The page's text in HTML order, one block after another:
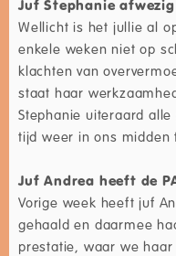
Juf Stephanie afwezig
Wellicht is het jullie al
enkele weken niet op
klachten van
staat haar
Stephanie uiteraard
tijd weer in ons midden
Juf Andrea heeft de
Vorige week heeft juf
gehaald en daarmee
prestatie, waar we